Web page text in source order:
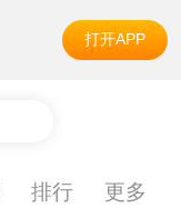
打开APP
排行 更多